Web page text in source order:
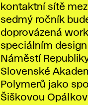
kontaktní sítě
sedmý ročník
doprovázená
speciálním design
Náměstí
Slovenské
Polymerů jako
Šiškovou